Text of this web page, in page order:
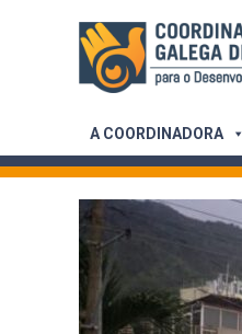
A COORDINADORA